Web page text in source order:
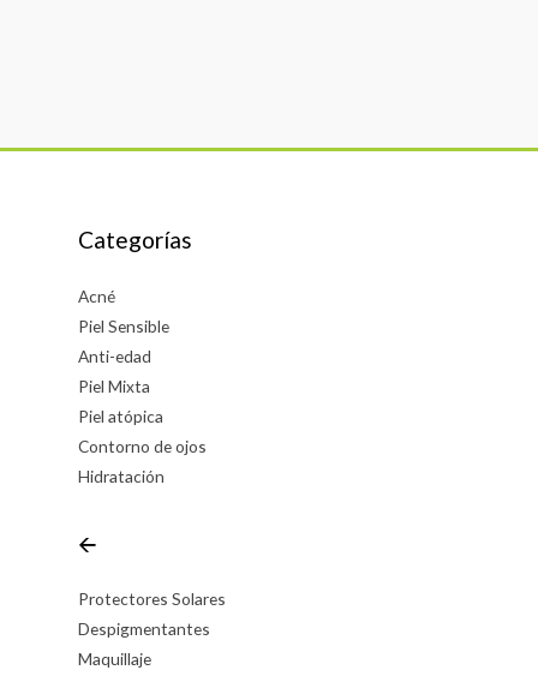
Categorías
Acné
Piel Sensible
Anti-edad
Piel Mixta
Piel atópica
Contorno de ojos
Hidratación
🡨
Protectores Solares
Despigmentantes
Maquillaje